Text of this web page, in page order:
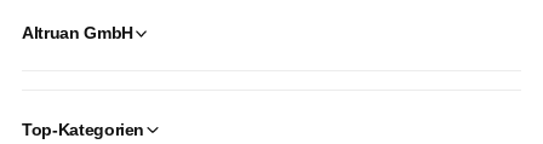
Altruan GmbH
Top-Kategorien